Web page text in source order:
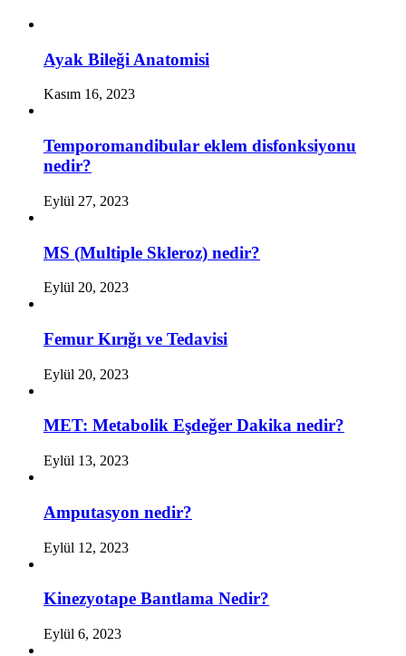
Ayak Bileği Anatomisi
Kasım 16, 2023
Temporomandibular eklem disfonksiyonu
nedir?
Eylül 27, 2023
MS (Multiple Skleroz) nedir?
Eylül 20, 2023
Femur Kırığı ve Tedavisi
Eylül 20, 2023
MET: Metabolik Eşdeğer Dakika nedir?
Eylül 13, 2023
Amputasyon nedir?
Eylül 12, 2023
Kinezyotape Bantlama Nedir?
Eylül 6, 2023